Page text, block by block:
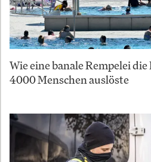
Wie eine banale Rempelei
4000 Menschen auslöste